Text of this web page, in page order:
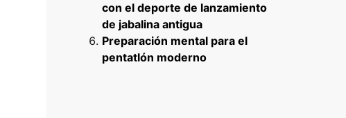
con el deporte de lanzamiento
de jabalina antigua
Preparación mental para el
pentatlón moderno